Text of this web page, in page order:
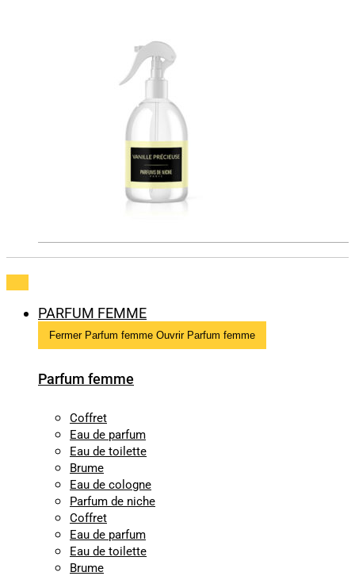
PARFUM FEMME
Fermer Parfum femme Ouvrir Parfum femme
Parfum femme
Coffret
Eau de parfum
Eau de toilette
Brume
Eau de cologne
Parfum de niche
Coffret
Eau de parfum
Eau de toilette
Brume